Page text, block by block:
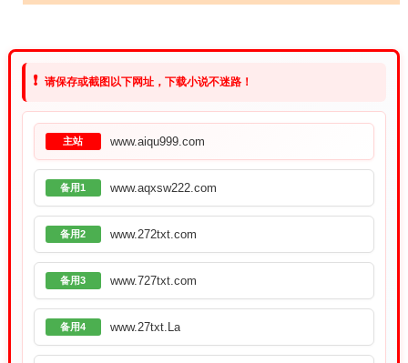
❗ 请保存或截图以下网址，下载小说不迷路！
主站 www.aiqu999.com
备用1 www.aqxsw222.com
备用2 www.272txt.com
备用3 www.727txt.com
备用4 www.27txt.La